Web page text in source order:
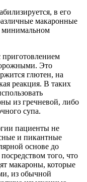
в его
макаронные
минимальном
приготовлением
Это
глютен, на
реакция. В таких
из гречневой, либо
супа.
пациенты не
и пикантные
основе до
того, что
макароны, которые
из обычной